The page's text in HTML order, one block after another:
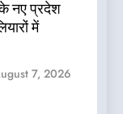
के नए प्रदेश
में
7, 2026